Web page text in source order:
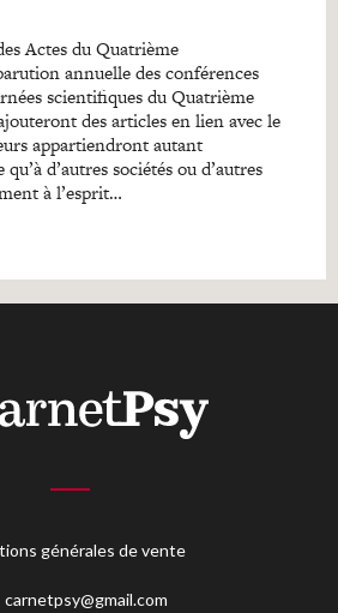
Actes du Quatrième
annuelle des conférences
scientifiques du Quatrième
des articles en lien avec le
appartiendront autant
d’autres sociétés ou d’autres
à l’esprit…
générales de vente
carnetpsy@gmail.com